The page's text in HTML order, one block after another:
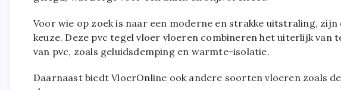
Voor wie op zoek is naar een moderne en strakke uitstraling,
keuze. Deze pvc tegel vloer vloeren combineren het uiterlijk van
van pvc, zoals geluidsdemping en warmte-isolatie.
Daarnaast biedt VloerOnline ook andere soorten vloeren zoals